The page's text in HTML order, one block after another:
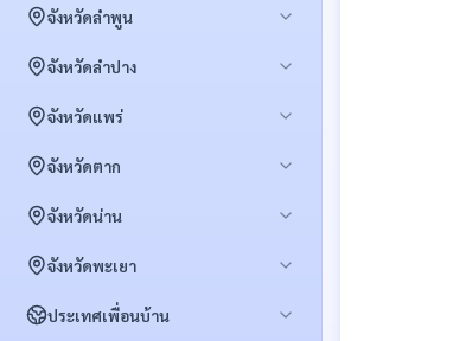
ภาพรวมปริมาณ PM2.5
สถิติด้านสุขภาพ
สถิติจุดความร้อนพื้นที่ป่า
สถิติจัดการเชื้อเพลิง (FireD)
พื้นที่เผาไหม้ซ้ำซาก
สถิติด้านสุขภาพ
มลพิษทางอากาศ × สุขภาพ
จุดความร้อน × ประเภทพื้นที่
พื้นที่เฝ้าระวัง
สถิติจุดความร้อนพื้นที่ป่า
ภาพรวมปริมาณ PM2.5
จังหวัดลำพูน
พื้นที่เฝ้าระวัง
ภาพรวมปริมาณ PM2.5
สถิติด้านสุขภาพ
จังหวัดลำปาง
พื้นที่เฝ้าระวัง
สถิติจุดความร้อนพื้นที่ป่า
ภาพรวมปริมาณ PM2.5
จังหวัดแพร่
พื้นที่เฝ้าระวัง
ภาพรวมปริมาณ PM2.5
สถิติด้านสุขภาพ
จังหวัดตาก
พื้นที่เฝ้าระวัง
ภาพรวมปริมาณ PM2.5
จังหวัดน่าน
พื้นที่เฝ้าระวัง
จังหวัดพะเยา
พื้นที่เฝ้าระวัง
ประเทศเพื่อนบ้าน